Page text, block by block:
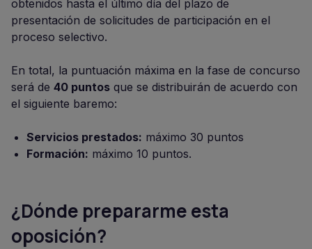
obtenidos hasta el último día del plazo de
presentación de solicitudes de participación en el
proceso selectivo.
En total, la puntuación máxima en la fase de concurso
será de 40 puntos que se distribuirán de acuerdo con
el siguiente baremo:
Servicios prestados: máximo 30 puntos
Formación: máximo 10 puntos.
¿Dónde prepararme esta
oposición?